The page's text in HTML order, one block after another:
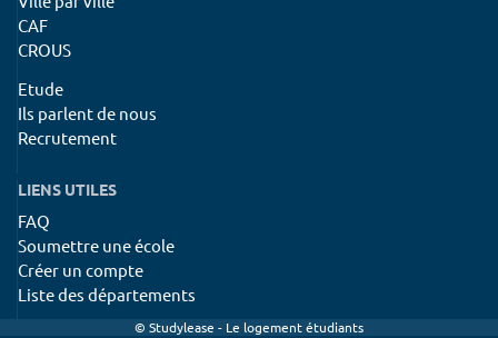
CAF
CROUS
Etude
Ils parlent de nous
Recrutement
LIENS UTILES
FAQ
Soumettre une école
Créer un compte
Liste des départements
© Studylease - Le logement étudiants